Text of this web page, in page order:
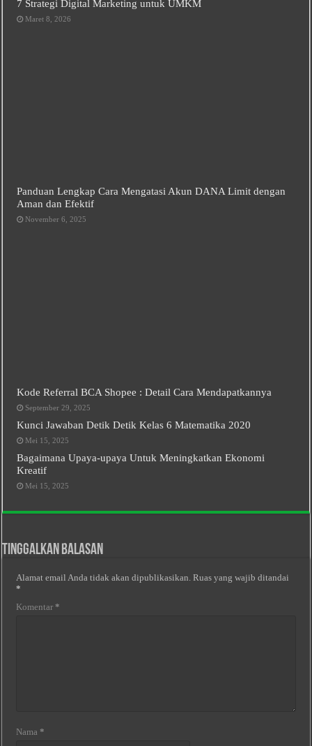
7 Strategi Digital Marketing untuk UMKM
Maret 8, 2026
Panduan Lengkap Cara Mengatasi Akun DANA Limit dengan
Aman dan Efektif
November 6, 2025
Kode Referral BCA Shopee : Detail Cara Mendapatkannya
September 29, 2025
Kunci Jawaban Detik Detik Kelas 6 Matematika 2020
Mei 15, 2025
Bagaimana Upaya-upaya Untuk Meningkatkan Ekonomi
Kreatif
Mei 15, 2025
Tinggalkan Balasan
Alamat email Anda tidak akan dipublikasikan. Ruas yang wajib ditandai
*
Komentar *
Nama *